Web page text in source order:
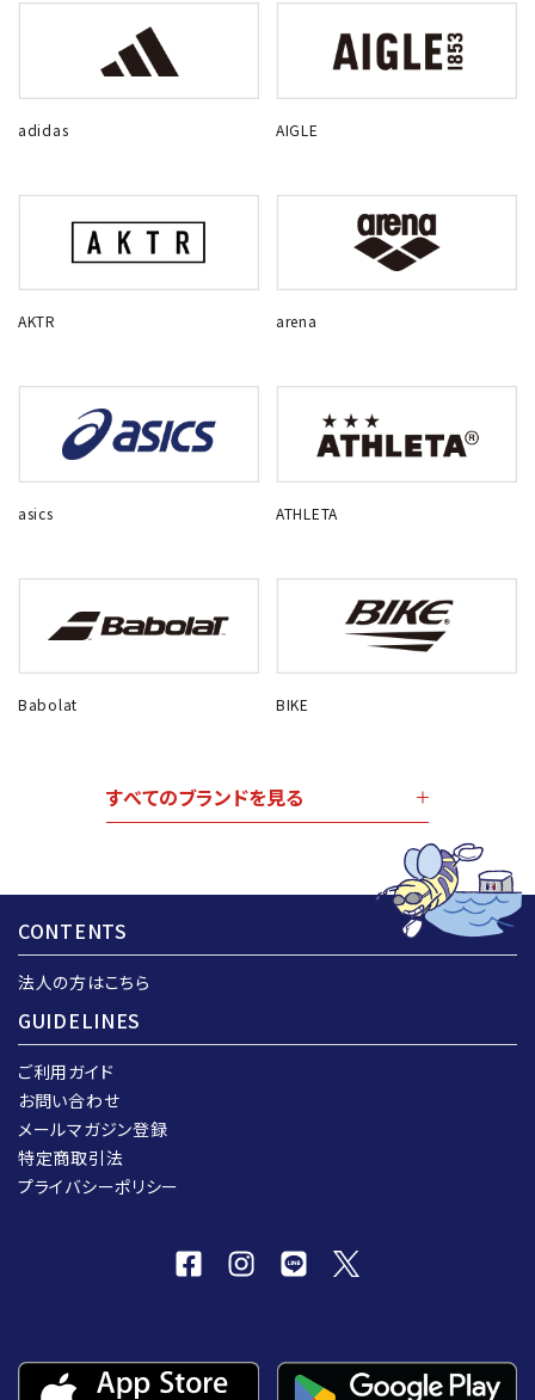
adidas AIGLE
AKTR arena
asics ATHLETA
Babolat BIKE
すべてのブランドを見る
CONTENTS
法人の方はこちら
GUIDELINES
ご利用ガイド
お問い合わせ
メールマガジン登録
特定商取引法
プライバシーポリシー